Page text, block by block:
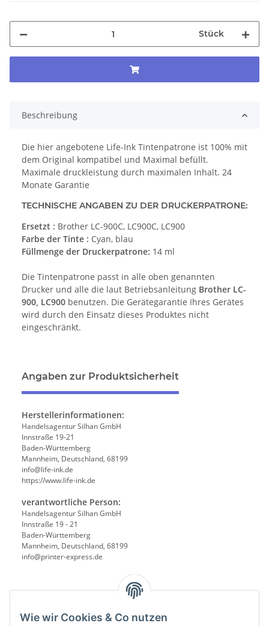
Stück
Beschreibung
Die hier angebotene Life-Ink Tintenpatrone ist 100% mit
dem Original kompatibel und Maximal befüllt.
Maximale druckleistung durch maximalen Inhalt. 24
Monate Garantie
TECHNISCHE ANGABEN ZU DER DRUCKERPATRONE:
Ersetzt : Brother LC-900C, LC900C, LC900
Farbe der Tinte : Cyan, blau
Füllmenge der Druckerpatrone: 14 ml
Die Tintenpatrone passt in alle oben genannten
Drucker und alle die laut Betriebsanleitung Brother LC-
900, LC900 benutzen. Die Gerätegarantie Ihres Gerätes
wird durch den Einsatz dieses Produktes nicht
eingeschränkt.
Angaben zur Produktsicherheit
Herstellerinformationen:
Handelsagentur Silhan GmbH
Innstraße 19-21
Baden-Württemberg
Mannheim, Deutschland, 68199
info@life-ink.de
https://www.life-ink.de
verantwortliche Person:
Handelsagentur Silhan GmbH
Innstraße 19 - 21
Baden-Württemberg
Mannheim, Deutschland, 68199
info@printer-express.de
Wie wir Cookies & Co nutzen